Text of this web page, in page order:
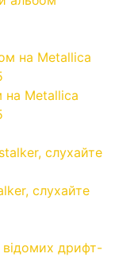
на Metallica
слухайте